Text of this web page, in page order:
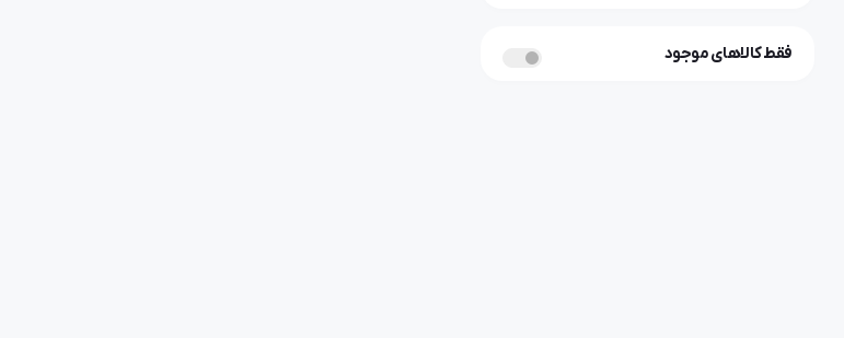
فقط کالاهای موجود